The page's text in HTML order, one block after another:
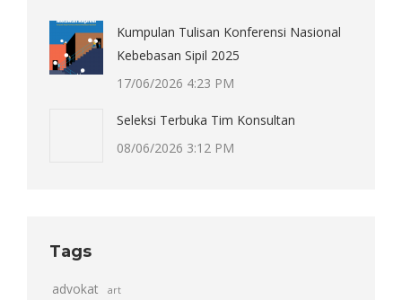
Kumpulan Tulisan Konferensi Nasional
Kebebasan Sipil 2025
17/06/2026 4:23 PM
Seleksi Terbuka Tim Konsultan
08/06/2026 3:12 PM
Tags
advokat art